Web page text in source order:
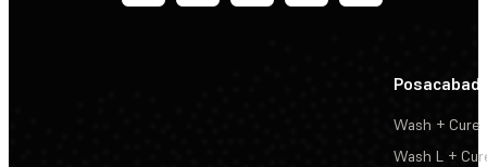
Wash + Cure
Wash L +